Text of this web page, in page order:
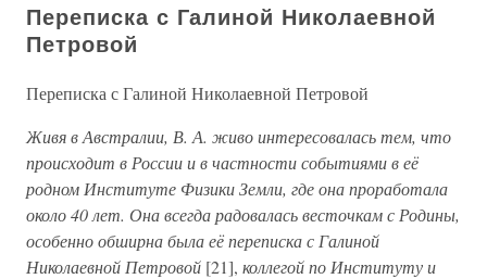
Переписка с Галиной Николаевной
Петровой
Переписка с Галиной Николаевной Петровой
Живя в Австралии, В. А. живо интересовалась тем, что
происходит в России и в частности событиями в её
родном Институте Физики Земли, где она проработала
около 40 лет. Она всегда радовалась весточкам с Родины,
особенно обширна была её переписка с Галиной
Николаевной Петровой [21], коллегой по Институту и